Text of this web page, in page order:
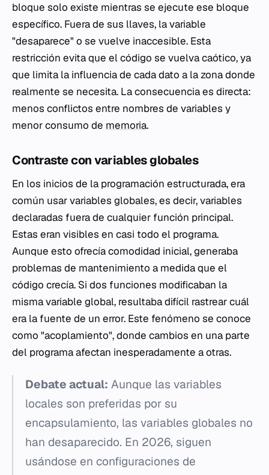
bloque solo existe mientras se ejecute ese bloque
específico. Fuera de sus llaves, la variable
"desaparece" o se vuelve inaccesible. Esta
restricción evita que el código se vuelva caótico, ya
que limita la influencia de cada dato a la zona donde
realmente se necesita. La consecuencia es directa:
menos conflictos entre nombres de variables y
menor consumo de memoria.
Contraste con variables globales
En los inicios de la programación estructurada, era
común usar variables globales, es decir, variables
declaradas fuera de cualquier función principal.
Estas eran visibles en casi todo el programa.
Aunque esto ofrecía comodidad inicial, generaba
problemas de mantenimiento a medida que el
código crecía. Si dos funciones modificaban la
misma variable global, resultaba difícil rastrear cuál
era la fuente de un error. Este fenómeno se conoce
como "acoplamiento", donde cambios en una parte
del programa afectan inesperadamente a otras.
Debate actual: Aunque las variables
locales son preferidas por su
encapsulamiento, las variables globales no
han desaparecido. En 2026, siguen
usándose en configuraciones de